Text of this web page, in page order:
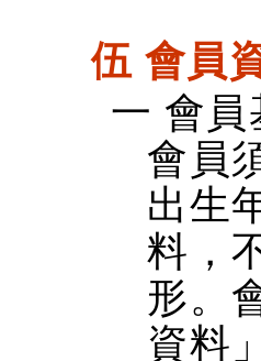
伍 會員
一 會員
會員
出生
料，
形。
資料